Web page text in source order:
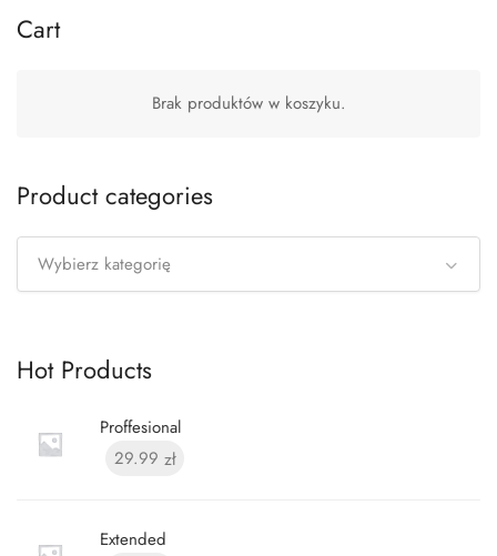
Cart
Brak produktów w koszyku.
Product categories
Wybierz kategorię
Hot Products
Proffesional
29.99 zł
Extended